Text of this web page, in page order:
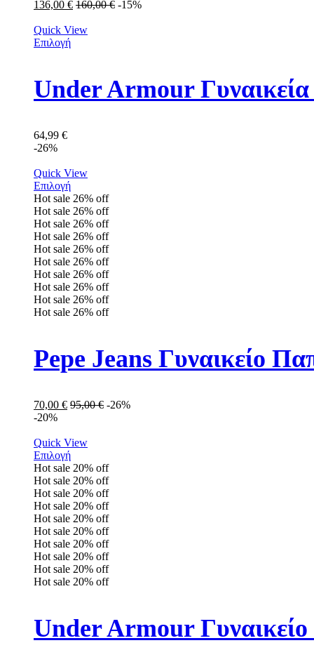
136,00 € 160,00€ -15%
Quick View
Επιλογή
Under Armour
64,99 €
-26%
Quick View
Επιλογή
Hot sale 26% off
Hot sale 26% off
Hot sale 26% off
Hot sale 26% off
Hot sale 26% off
Hot sale 26% off
Hot sale 26% off
Hot sale 26% off
Hot sale 26% off
Hot sale 26% off
Pepe Jeans Γυναικείο
70,00 € 95,00€ -26%
-20%
Quick View
Επιλογή
Hot sale 20% off
Hot sale 20% off
Hot sale 20% off
Hot sale 20% off
Hot sale 20% off
Hot sale 20% off
Hot sale 20% off
Hot sale 20% off
Hot sale 20% off
Hot sale 20% off
Under Armour